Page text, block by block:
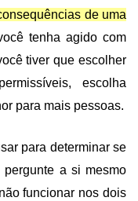
de uma
tenha agido com
tiver que escolher
escolha
para mais pessoas.
para determinar se
pergunte a si mesmo
funcionar nos dois